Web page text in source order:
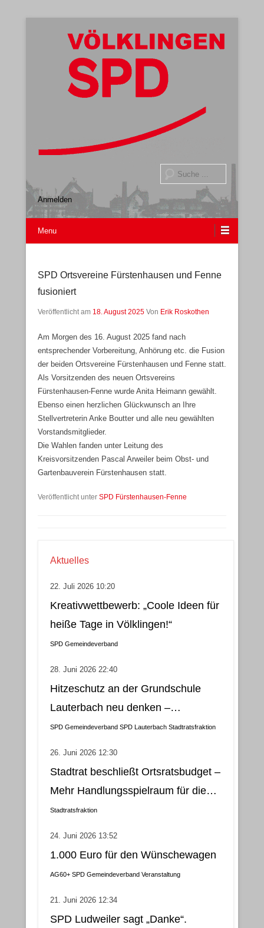
Anmelden
Menu
SPD Ortsvereine Fürstenhausen und Fenne
fusioniert
Veröffentlicht am 18. August 2025 Von Erik Roskothen
Am Morgen des 16. August 2025 fand nach
entsprechender Vorbereitung, Anhörung etc. die Fusion
der beiden Ortsvereine Fürstenhausen und Fenne statt.
Als Vorsitzenden des neuen Ortsvereins
Fürstenhausen-Fenne wurde Anita Heimann gewählt.
Ebenso einen herzlichen Glückwunsch an Ihre
Stellvertreterin Anke Boutter und alle neu gewählten
Vorstandsmitglieder.
Die Wahlen fanden unter Leitung des
Kreisvorsitzenden Pascal Arweiler beim Obst- und
Gartenbauverein Fürstenhausen statt.
Veröffentlicht unter SPD Fürstenhausen-Fenne
Aktuelles
22. Juli 2026 10:20
Kreativwettbewerb: „Coole Ideen für
heiße Tage in Völklingen!“
SPD Gemeindeverband
28. Juni 2026 22:40
Hitzeschutz an der Grundschule
Lauterbach neu denken –
Klimatisierung als wirtschaftliche
SPD Gemeindeverband SPD Lauterbach Stadtratsfraktion
26. Juni 2026 12:30
Stadtrat beschließt Ortsratsbudget –
Mehr Handlungsspielraum für die
Gemeindebezirke
Stadtratsfraktion
24. Juni 2026 13:52
1.000 Euro für den Wünschewagen
AG60+ SPD Gemeindeverband Veranstaltung
21. Juni 2026 12:34
SPD Ludweiler sagt „Danke“.